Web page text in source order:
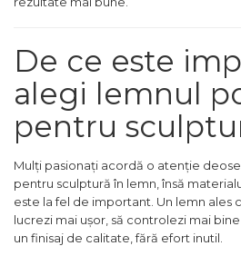
Lampi
Echipamente Pentru Service-uri
Auto
Decalimetru Pneumatic si
Manual
Manometru
De ce este
alegi lemnul
pentru
Mulți pasionați acordă o atenție
pentru sculptură în lemn, însă
este la fel de important. Un lemn ales
lucrezi mai ușor, să controlezi mai
un finisaj de calitate, fără efort inutil.